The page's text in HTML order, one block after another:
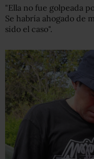
"Ella no fue golpeada
Se habría ahogado de
sido el caso".